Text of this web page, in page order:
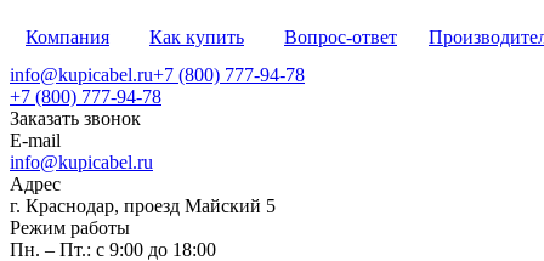
Компания Как купить Вопрос-ответ
info@kupicabel.ru+7 (800) 777-94-78
+7 (800) 777-94-78
Заказать звонок
E-mail
info@kupicabel.ru
Адрес
г. Краснодар, проезд Майский 5
Режим работы
Пн. – Пт.: с 9:00 до 18:00